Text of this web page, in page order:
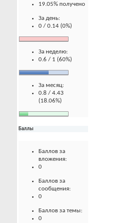
19.05% получено
За день:
0 / 0.14 (0%)
За неделю:
0.6 / 1 (60%)
За месяц:
0.8 / 4.43
(18.06%)
Баллы
Баллов за
вложения:
0
Баллов за
сообщения:
0
Баллов за темы:
0